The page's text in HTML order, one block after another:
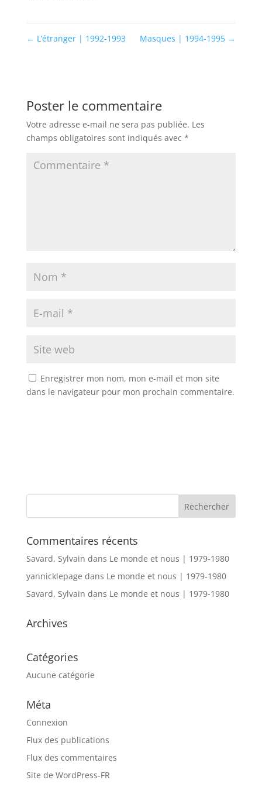
← L’étranger | 1992-1993 Masques | 1994-1995 →
Poster le commentaire
Votre adresse e-mail ne sera pas publiée. Les
champs obligatoires sont indiqués avec *
Enregistrer mon nom, mon e-mail et mon site
dans le navigateur pour mon prochain commentaire.
Commentaires récents
Savard, Sylvain dans Le monde et nous | 1979-1980
yannicklepage dans Le monde et nous | 1979-1980
Savard, Sylvain dans Le monde et nous | 1979-1980
Archives
Catégories
Aucune catégorie
Méta
Connexion
Flux des publications
Flux des commentaires
Site de WordPress-FR